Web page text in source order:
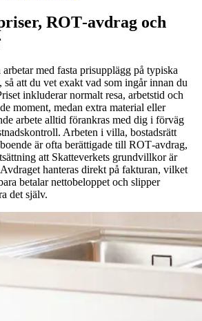
ROT‑avdrag och
med fasta prisupplägg på typiska
att du vet exakt vad som ingår innan du
inkluderar normalt resa, arbetstid och
moment, medan extra material eller
arbete alltid förankras med dig i förväg
Arbeten i villa, bostadsrätt
är ofta berättigade till ROT‑avdrag,
att Skatteverkets grundvillkor är
hanteras direkt på fakturan, vilket
betalar nettobeloppet och slipper
det själv.